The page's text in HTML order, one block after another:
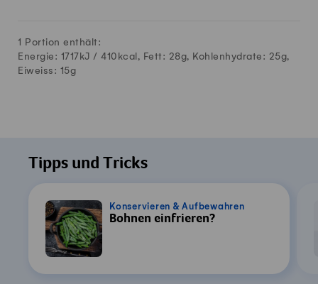
1 Portion enthält:
Energie: 1717kJ / 410 kcal, Fett: 28g, Kohlenhydrate: 25g,
Eiweiss: 15g
Tipps und Tricks
Konservieren & Aufbewahren
Bohnen einfrieren?